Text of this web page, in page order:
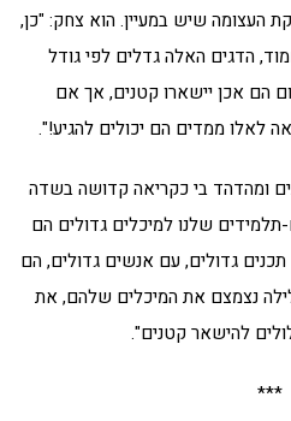
העצומה שיש במעיין. הוא צחק: "כן,
הדגים האלה גדלים לפי גודל
הם אכן יישארו קטנים, אך אם
לאלו ממדים הם יכולים להגיע!".
ומהדהד בי כקריאה קדושה בשדה
שלנו למיכלים גדולים הם
גדולים, עם אנשים גדולים, הם
נצמצם את המיכלים שלהם, את
להישאר קטנים".
***